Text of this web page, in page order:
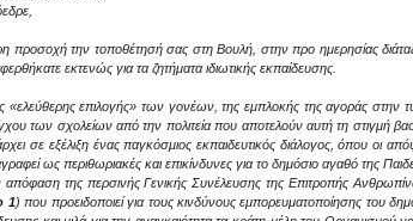
προσοχή την τοποθέτησή σας στη Βουλή, στην προ ημερησίας
εκτενώς για τα ζητήματα ιδιωτικής εκπαίδευσης.
«ελεύθερης επιλογής» των γονέων, της εμπλοκής της αγοράς στην
των σχολείων από την πολιτεία που αποτελούν αυτή τη στιγμή
σε εξέλιξη ένας παγκόσμιος εκπαιδευτικός διάλογος, όπου οι
ως περιθωριακές και επικίνδυνες για το δημόσιο αγαθό της
της περσινής Γενικής Συνέλευσης της Επιτροπής
1) που προειδοποιεί για τους κινδύνους εμπορευματοποίησης του